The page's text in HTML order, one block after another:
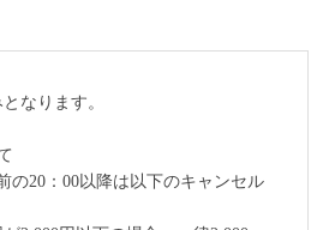
なります。
の20：00以降は以下のキャンセル